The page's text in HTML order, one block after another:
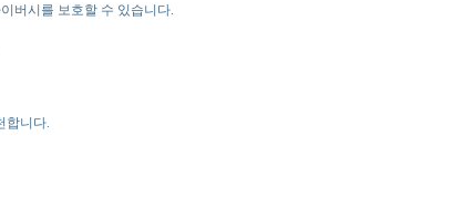
버시를 보호할 수 있습니다.
합니다.